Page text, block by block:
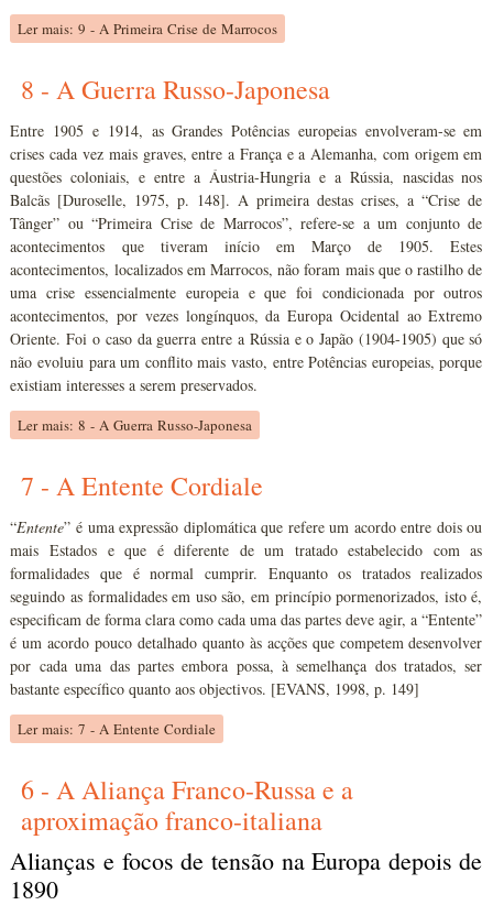
Ler mais: 9 - A Primeira Crise de Marrocos
8 - A Guerra Russo-Japonesa
Entre 1905 e 1914, as Grandes Potências europeias envolveram-se em
crises cada vez mais graves, entre a França e a Alemanha, com origem em
questões coloniais, e entre a Áustria-Hungria e a Rússia, nascidas nos
Balcãs [Duroselle, 1975, p. 148]. A primeira destas crises, a “Crise de
Tânger” ou “Primeira Crise de Marrocos”, refere-se a um conjunto de
acontecimentos que tiveram início em Março de 1905. Estes
acontecimentos, localizados em Marrocos, não foram mais que o rastilho de
uma crise essencialmente europeia e que foi condicionada por outros
acontecimentos, por vezes longínquos, da Europa Ocidental ao Extremo
Oriente. Foi o caso da guerra entre a Rússia e o Japão (1904-1905) que só
não evoluiu para um conflito mais vasto, entre Potências europeias, porque
existiam interesses a serem preservados.
Ler mais: 8 - A Guerra Russo-Japonesa
7 - A Entente Cordiale
“Entente” é uma expressão diplomática que refere um acordo entre dois ou
mais Estados e que é diferente de um tratado estabelecido com as
formalidades que é normal cumprir. Enquanto os tratados realizados
seguindo as formalidades em uso são, em princípio pormenorizados, isto é,
especificam de forma clara como cada uma das partes deve agir, a “Entente”
é um acordo pouco detalhado quanto às acções que competem desenvolver
por cada uma das partes embora possa, à semelhança dos tratados, ser
bastante específico quanto aos objectivos. [EVANS, 1998, p. 149]
Ler mais: 7 - A Entente Cordiale
6 - A Aliança Franco-Russa e a
aproximação franco-italiana
Alianças e focos de tensão na Europa depois de
1890